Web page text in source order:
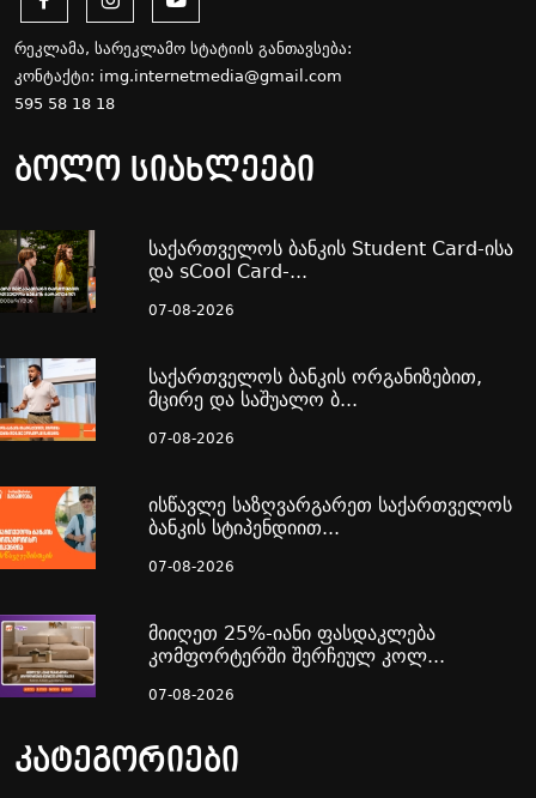
რეკლამა, სარეკლამო სტატიის განთავსება:
კონტაქტი: img.internetmedia@gmail.com
595 58 18 18
ბოლო სიახლეები
საქართველოს ბანკის Student Card-ისა
და sCool Card-...
07-08-2026
საქართველოს ბანკის ორგანიზებით,
მცირე და საშუალო ბ...
07-08-2026
ისწავლე საზღვარგარეთ საქართველოს
ბანკის სტიპენდიით...
07-08-2026
მიიღეთ 25%-იანი ფასდაკლება
კომფორტერში შერჩეულ კოლ...
07-08-2026
კატეგორიები